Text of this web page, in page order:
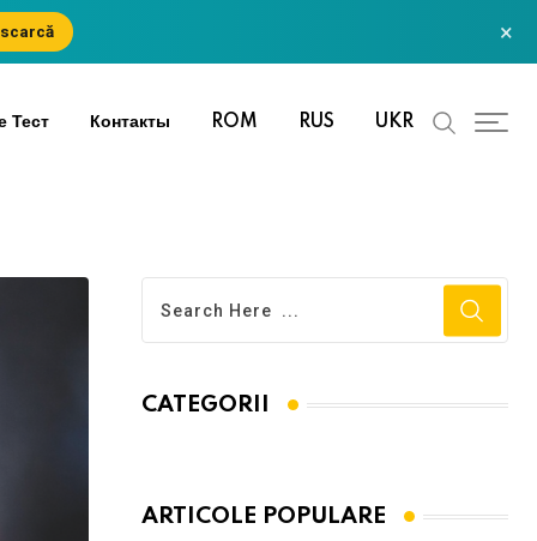
×
Тест Контакты ROM RUS UKR
CATEGORII
ARTICOLE POPULARE